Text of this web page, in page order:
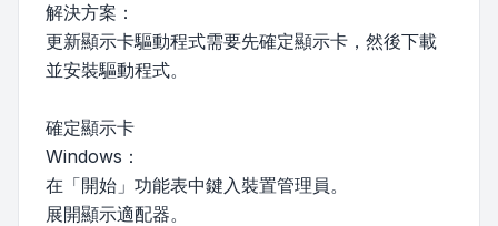
解決方案：
更新顯示卡驅動程式需要先確定顯示卡，然後下載
並安裝驅動程式。
確定顯示卡
Windows：
在「開始」功能表中鍵入裝置管理員。
展開顯示適配器。